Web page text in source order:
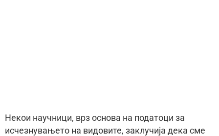
Некои научници, врз основа на податоци за
исчезнувањето на видовите, заклучија дека сме